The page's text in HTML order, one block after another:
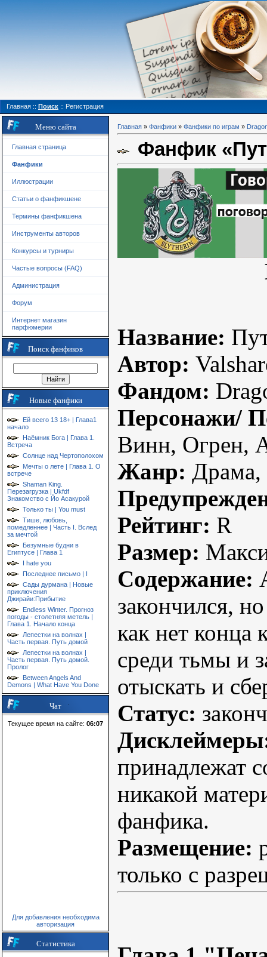
Главная :: Поиск :: Регистрация
Меню сайта
Главная страница
Фанфики
Иллюстрации
Статьи о фанфикшене
Термины фанфикшена
Инструменты авторов
Конкурсы и турниры
Частые вопросы (FAQ)
Администрация
Форум
Интернет магазин
парфюмерии
Поиск фанфиков
Новые фанфики
Ей всего 13 18+ | Глава1
начало
Наёмник Бога | Глава 1.
Встреча
Солнце над Чертополохом
Мечты о лете | Глава 1. О
встрече
Shaman King.
Перезагрузка | Ukfdf
Знакомство с Йо Асакурой
Только ты | You must
Тише, любовь,
помедленнее | Часть I. Вслед
за мечтой
Безумные будни в
Египтусе | Глава 1
I hate you
Последнее письмо | I
Сады дурмана | Новые
приключения
Джирайи:Прибытие
Endless Winter. Прогноз
погоды - столетняя метель |
Глава 1. Начало конца
Лепестки на волнах |
Часть первая. Путь домой
Лепестки на волнах |
Часть первая. Путь домой.
Пролог
Between Angels And
Demons | What Have You Done
Чат
Текущее время на сайте: 06:07
Для добавления необходима
авторизация
Статистика
Главная » Фанфики » Фанфики по играм »
Фанфик
Название:
Автор:
Фандом:
Персонажи/
Винн, Огрен,
Жанр: Драма,
Рейтинг: R
Размер:
Содержание:
закончился,
как нет конца
среди тьмы и
отыскать и
Статус:
принадлежат
никакой
фанфика.
Размещение:
только с